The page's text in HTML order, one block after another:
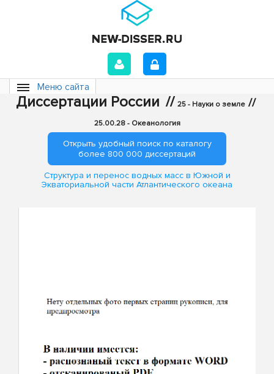
Меню сайта
Диссертации России // 25 - Науки о земле //
25.00.28 - Океанология
Открыть удобный поиск по каталогу
более 800 000 диссертаций
Структура и перенос водных масс в Южной и
Экваториальной части Атлантического океана